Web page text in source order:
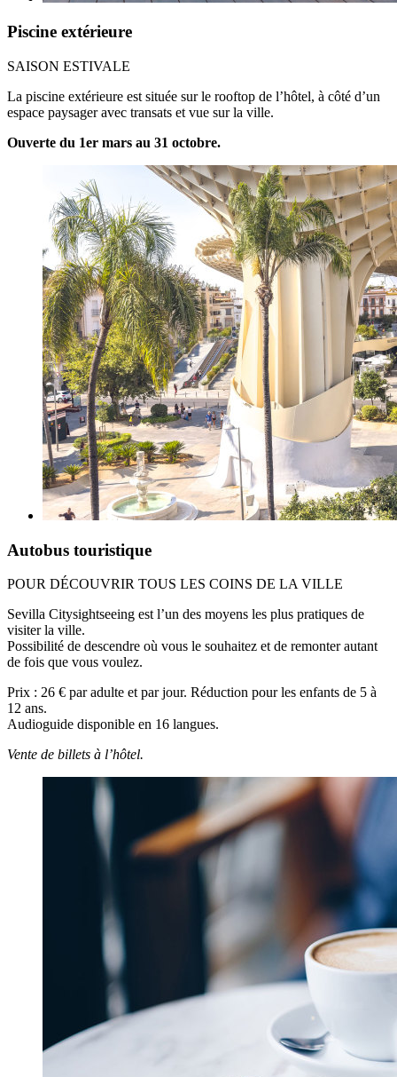
Piscine extérieure
SAISON ESTIVALE
La piscine extérieure est située sur le rooftop de l’hôtel, à côté d’un
espace paysager avec transats et vue sur la ville.
Ouverte du 1er mars au 31 octobre.
Autobus touristique
POUR DÉCOUVRIR TOUS LES COINS DE LA VILLE
Sevilla Citysightseeing est l’un des moyens les plus pratiques de
visiter la ville.
Possibilité de descendre où vous le souhaitez et de remonter autant
de fois que vous voulez.
Prix : 26 € par adulte et par jour. Réduction pour les enfants de 5 à
12 ans.
Audioguide disponible en 16 langues.
Vente de billets à l’hôtel.